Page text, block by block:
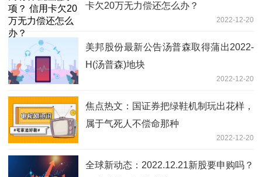
卡欠20万无力偿还怎么办？
2022-12-20
美邦股份最新公告汤普森取得蒲出2022-
H(汤普森)地块
2022-12-20
焦点热文：国证券把绿鞋机制玩出花样，
属于气死人不偿命那种
2022-12-20
全球新动态：2022.12.21新股要申购吗？